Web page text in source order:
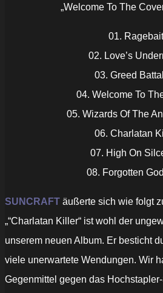
„Welcome To The
01. Ragebait
02. Love’s
03. Greed
04. Welcome To
05. Wizards Of The
06. Charlatan
07. High On
08. Forgotten
SUNCRAFT äußerte sich wie folgt
„“Charlatan Killer“ ist wohl der
unserem neuen Album. Er besticht
viele unerwartete Wendungen. Wir
Gegenmittel gegen das